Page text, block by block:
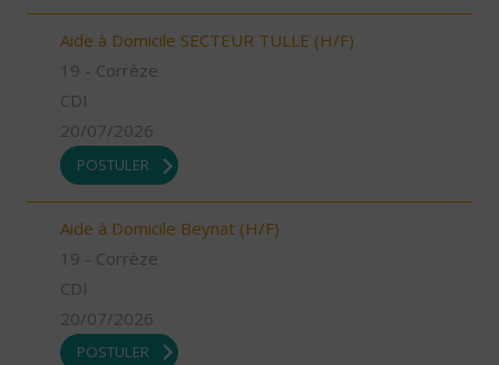
Aide à Domicile SECTEUR TULLE (H/F)
19 - Corrèze
CDI
20/07/2026
POSTULER
Aide à Domicile Beynat (H/F)
19 - Corrèze
CDI
20/07/2026
POSTULER